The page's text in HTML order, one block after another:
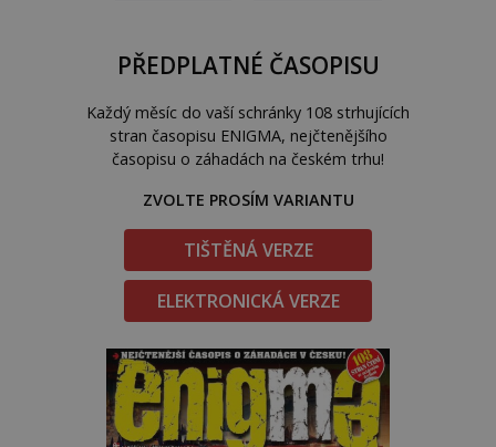
PŘEDPLATNÉ ČASOPISU
Každý měsíc do vaší schránky 108 strhujících
stran časopisu ENIGMA, nejčtenějšího
časopisu o záhadách na českém trhu!
ZVOLTE PROSÍM VARIANTU
TIŠTĚNÁ VERZE
ELEKTRONICKÁ VERZE